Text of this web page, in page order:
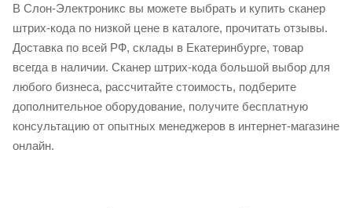
В Слон-Электроникс вы можете выбрать и купить сканер
штрих-кода по низкой цене в каталоге, прочитать отзывы.
Доставка по всей РФ, склады в Екатеринбурге, товар
всегда в наличии. Сканер штрих-кода большой выбор для
любого бизнеса, рассчитайте стоимость, подберите
дополнительное оборудование, получите бесплатную
консультацию от опытных менеджеров в интернет-магазине
онлайн.